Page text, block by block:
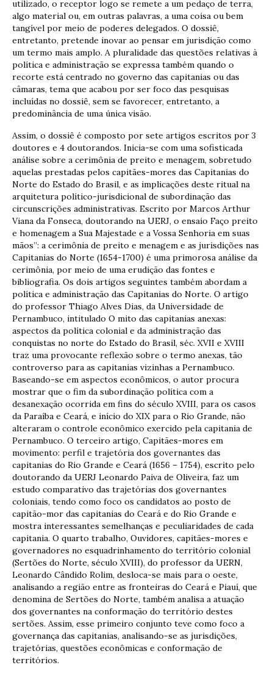
utilizado, o receptor logo se remete a um pedaço de terra,
algo material ou, em outras palavras, a uma coisa ou bem
tangível por meio de poderes delegados. O dossiê,
entretanto, pretende inovar ao pensar em jurisdição como
um termo mais amplo. A pluralidade das questões relativas à
política e administração se expressa também quando o
recorte está centrado no governo das capitanias ou das
câmaras, tema que acabou por ser foco das pesquisas
incluídas no dossiê, sem se favorecer, entretanto, a
predominância de uma única visão.
Assim, o dossiê é composto por sete artigos escritos por 3
doutores e 4 doutorandos. Inicia-se com uma sofisticada
análise sobre a cerimônia de preito e menagem, sobretudo
aquelas prestadas pelos capitães-mores das Capitanias do
Norte do Estado do Brasil, e as implicações deste ritual na
arquitetura político-jurisdicional de subordinação das
circunscrições administrativas. Escrito por Marcos Arthur
Viana da Fonseca, doutorando na UERJ, o ensaio Faço preito
e homenagem a Sua Majestade e a Vossa Senhoria em suas
mãos”: a cerimônia de preito e menagem e as jurisdições nas
Capitanias do Norte (1654-1700) é uma primorosa análise da
cerimônia, por meio de uma erudição das fontes e
bibliografia. Os dois artigos seguintes também abordam a
política e administração das Capitanias do Norte. O artigo
do professor Thiago Alves Dias, da Universidade de
Pernambuco, intitulado O mito das capitanias anexas:
aspectos da política colonial e da administração das
conquistas no norte do Estado do Brasil, séc. XVII e XVIII
traz uma provocante reflexão sobre o termo anexas, tão
controverso para as capitanias vizinhas a Pernambuco.
Baseando-se em aspectos econômicos, o autor procura
mostrar que o fim da subordinação política com a
desanexação ocorrida em fins do século XVIII, para os casos
da Paraíba e Ceará, e início do XIX para o Rio Grande, não
alteraram o controle econômico exercido pela capitania de
Pernambuco. O terceiro artigo, Capitães-mores em
movimento: perfil e trajetória dos governantes das
capitanias do Rio Grande e Ceará (1656 – 1754), escrito pelo
doutorando da UERJ Leonardo Paiva de Oliveira, faz um
estudo comparativo das trajetórias dos governantes
coloniais, tendo como foco os candidatos ao posto de
capitão-mor das capitanias do Ceará e do Rio Grande e
mostra interessantes semelhanças e peculiaridades de cada
capitania. O quarto trabalho, Ouvidores, capitães-mores e
governadores no esquadrinhamento do território colonial
(Sertões do Norte, século XVIII), do professor da UERN,
Leonardo Cândido Rolim, desloca-se mais para o oeste,
analisando a região entre as fronteiras do Ceará e Piauí, que
denomina de Sertões do Norte, também analisa a atuação
dos governantes na conformação do território destes
sertões. Assim, esse primeiro conjunto teve como foco a
governança das capitanias, analisando-se as jurisdições,
trajetórias, questões econômicas e conformação de
territórios.